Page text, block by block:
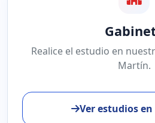
Realice el estudio en
Martín.
Ver estudios